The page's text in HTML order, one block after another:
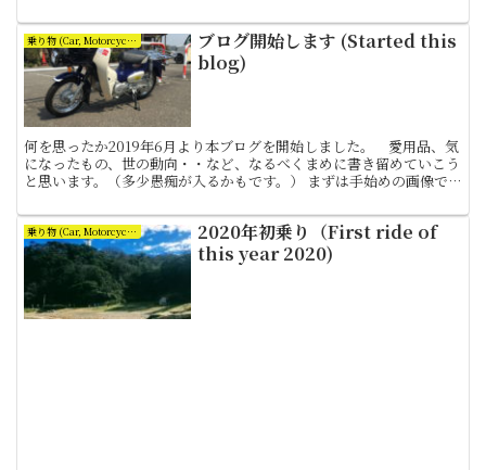
乗り物 (Car, Motorcycle and Bicycle)
ブログ開始します (Started this
blog)
何を思ったか2019年6月より本ブログを開始しました。 愛用品、気
になったもの、世の動向・・など、なるべくまめに書き留めていこう
と思います。（多少愚痴が入るかもです。） まずは手始めの画像で
乗り物 (Car, Motorcycle and Bicycle)
2020年初乗り（First ride of
this year 2020)